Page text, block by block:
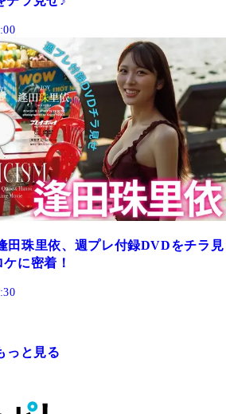
田珠里依、週プレ付録DVDをチラ見
に密着！
っと見る